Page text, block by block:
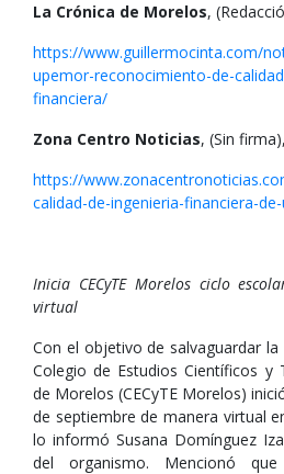
La Crónica de Morelos,
https://www.guillermocinta.com/
upemor-reconocimiento-de-
financiera/
Zona Centro Noticias, (Sin firma),
https://
calidad-de-ingenieria-financiera-
Inicia CECyTE Morelos ciclo
virtual
Con el objetivo de salvaguardar
Colegio de Estudios Científicos y
de Morelos (CECyTE Morelos)
de septiembre de manera virtual
lo informó Susana Domínguez
del organismo. Mencionó